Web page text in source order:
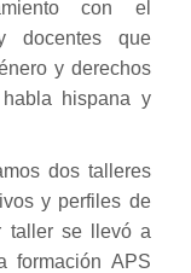
con el
docentes que
y derechos
hispana y
dos talleres
y perfiles de
taller se llevó a
formación APS